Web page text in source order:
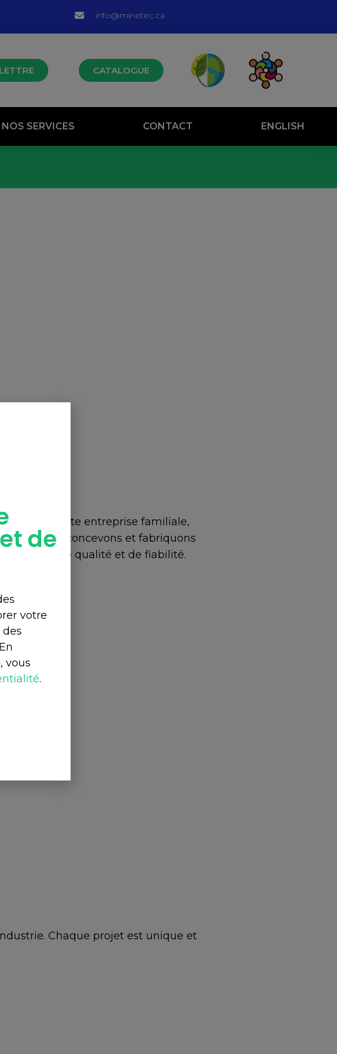
info@minetec.ca
CATALOGUE
NOS SERVICES CONTACT ENGLISH
petite entreprise familiale,
nous concevons et fabriquons
de qualité et de fiabilité.
Chaque projet est unique et
de
votre
vous
.